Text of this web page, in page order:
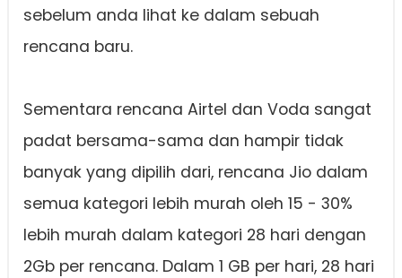
sebelum anda lihat ke dalam sebuah
rencana baru.
Sementara rencana Airtel dan Voda sangat
padat bersama-sama dan hampir tidak
banyak yang dipilih dari, rencana Jio dalam
semua kategori lebih murah oleh 15 - 30%
lebih murah dalam kategori 28 hari dengan
2Gb per rencana. Dalam 1 GB per hari, 28 hari